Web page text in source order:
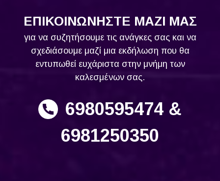
ΕΠΙΚΟΙΝΩΝΗΣΤΕ ΜΑΖΙ ΜΑΣ
για να συζητήσουμε τις ανάγκες σας και να
σχεδιάσουμε μαζί μια εκδήλωση που θα
εντυπωθεί ευχάριστα στην μνήμη των
καλεσμένων σας.
6980595474 &
6981250350